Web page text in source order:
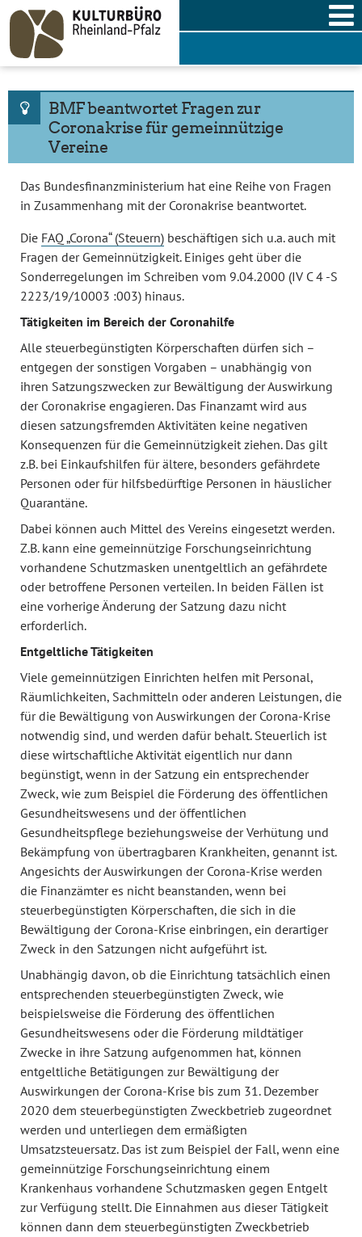
Skip
content
BMF beantwortet Fragen zur
Coronakrise für gemeinnützige
Vereine
Das Bundesfinanzministerium hat eine Reihe von Fragen
in Zusammenhang mit der Coronakrise beantwortet.
Die FAQ „Corona“ (Steuern) beschäftigen sich u.a. auch mit
Fragen der Gemeinnützigkeit. Einiges geht über die
Sonderregelungen im Schreiben vom 9.04.2000 (IV C 4 -S
2223/19/10003 :003) hinaus.
Tätigkeiten im Bereich der Coronahilfe
Alle steuerbegünstigten Körperschaften dürfen sich –
entgegen der sonstigen Vorgaben – unabhängig von
ihren Satzungszwecken zur Bewältigung der Auswirkung
der Coronakrise engagieren. Das Finanzamt wird aus
diesen satzungsfremden Aktivitäten keine negativen
Konsequenzen für die Gemeinnützigkeit ziehen. Das gilt
z.B. bei Einkaufshilfen für ältere, besonders gefährdete
Personen oder für hilfsbedürftige Personen in häuslicher
Quarantäne.
Dabei können auch Mittel des Vereins eingesetzt werden.
Z.B. kann eine gemeinnützige Forschungseinrichtung
vorhandene Schutzmasken unentgeltlich an gefährdete
oder betroffene Personen verteilen. In beiden Fällen ist
eine vorherige Änderung der Satzung dazu nicht
erforderlich.
Entgeltliche Tätigkeiten
Viele gemeinnützigen Einrichten helfen mit Personal,
Räumlichkeiten, Sachmitteln oder anderen Leistungen, die
für die Bewältigung von Auswirkungen der Corona-Krise
notwendig sind, und werden dafür behalt. Steuerlich ist
diese wirtschaftliche Aktivität eigentlich nur dann
begünstigt, wenn in der Satzung ein entsprechender
Zweck, wie zum Beispiel die Förderung des öffentlichen
Gesundheitswesens und der öffentlichen
Gesundheitspflege beziehungsweise der Verhütung und
Bekämpfung von übertragbaren Krankheiten, genannt ist.
Angesichts der Auswirkungen der Corona-Krise werden
die Finanzämter es nicht beanstanden, wenn bei
steuerbegünstigten Körperschaften, die sich in die
Bewältigung der Corona-Krise einbringen, ein derartiger
Zweck in den Satzungen nicht aufgeführt ist.
Unabhängig davon, ob die Einrichtung tatsächlich einen
entsprechenden steuerbegünstigten Zweck, wie
beispielsweise die Förderung des öffentlichen
Gesundheitswesens oder die Förderung mildtätiger
Zwecke in ihre Satzung aufgenommen hat, können
entgeltliche Betätigungen zur Bewältigung der
Auswirkungen der Corona-Krise bis zum 31. Dezember
2020 dem steuerbegünstigten Zweckbetrieb zugeordnet
werden und unterliegen dem ermäßigten
Umsatzsteuersatz. Das ist zum Beispiel der Fall, wenn eine
gemeinnützige Forschungseinrichtung einem
Krankenhaus vorhandene Schutzmasken gegen Entgelt
zur Verfügung stellt. Die Einnahmen aus dieser Tätigkeit
können dann dem steuerbegünstigten Zweckbetrieb